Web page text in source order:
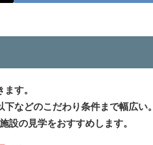
す。
などのこだわり条件まで幅広い。
設の見学をおすすめします。